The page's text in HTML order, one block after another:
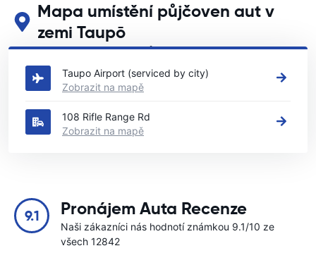
Mapa umístění půjčoven aut v
zemi Taupō
Podívejte se na naše hlavní půjčovny aut v zemi Taupō
Taupo Airport (serviced by city)
Zobrazit na mapě
108 Rifle Range Rd
Zobrazit na mapě
9.1 Pronájem Auta Recenze
Naši zákazníci nás hodnotí známkou 9.1/10 ze
všech 12842